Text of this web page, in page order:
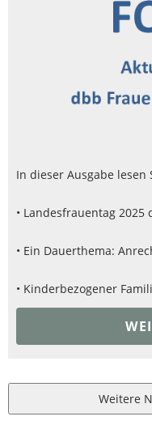
In dieser Ausgabe lesen
• Landesfrauentag
• Ein Dauerthema:
• Kinderbezogener
Weitere